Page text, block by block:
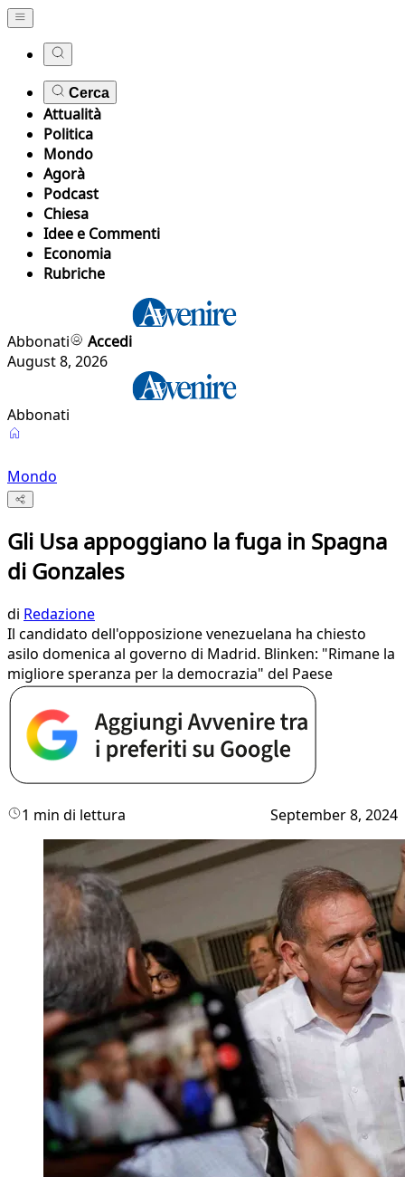
Cerca
Attualità
Politica
Mondo
Agorà
Podcast
Chiesa
Idee e Commenti
Economia
Rubriche
Abbonati
Accedi
August 8, 2026
Abbonati
Mondo
Gli Usa appoggiano la fuga in Spagna
di Gonzales
di Redazione
Il candidato dell'opposizione venezuelana ha chiesto
asilo domenica al governo di Madrid. Blinken: "Rimane la
migliore speranza per la democrazia" del Paese
1 min di lettura September 8, 2024